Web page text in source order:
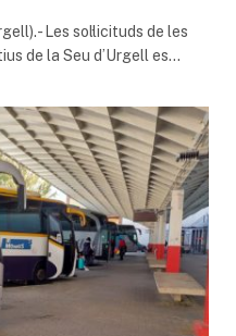
Les sol·licituds de les
de la Seu d’Urgell es…